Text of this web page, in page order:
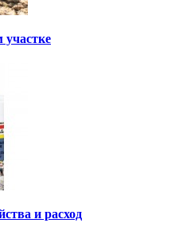
и расход